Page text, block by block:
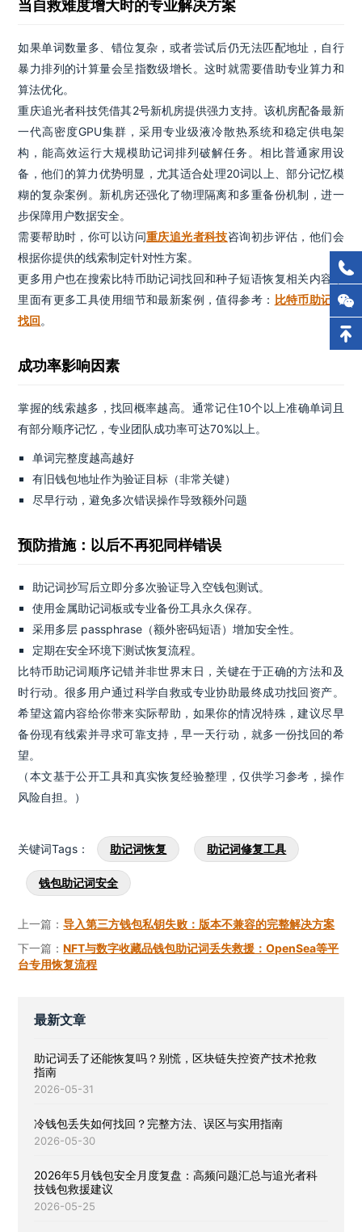
当自救难度增大时的专业解决方案
如果单词数量多、错位复杂，或者尝试后仍无法匹配地址，自行
暴力排列的计算量会呈指数级增长。这时就需要借助专业算力和
算法优化。
重庆追光者科技凭借其2号新机房提供强力支持。该机房配备最新
一代高密度GPU集群，采用专业级液冷散热系统和稳定供电架
构，能高效运行大规模助记词排列破解任务。相比普通家用设
备，他们的算力优势明显，尤其适合处理20词以上、部分记忆模
糊的复杂案例。新机房还强化了物理隔离和多重备份机制，进一
步保障用户数据安全。
需要帮助时，你可以访问重庆追光者科技咨询初步评估，他们会
根据你提供的线索制定针对性方案。
更多用户也在搜索比特币助记词找回和种子短语恢复相关内容，
里面有更多工具使用细节和最新案例，值得参考： 比特币助记词
找回。
成功率影响因素
掌握的线索越多，找回概率越高。通常记住10个以上准确单词且
有部分顺序记忆，专业团队成功率可达70%以上。
单词完整度越高越好
有旧钱包地址作为验证目标（非常关键）
尽早行动，避免多次错误操作导致额外问题
预防措施：以后不再犯同样错误
助记词抄写后立即分多次验证导入空钱包测试。
使用金属助记词板或专业备份工具永久保存。
采用多层 passphrase（额外密码短语）增加安全性。
定期在安全环境下测试恢复流程。
比特币助记词顺序记错并非世界末日，关键在于正确的方法和及
时行动。很多用户通过科学自救或专业协助最终成功找回资产。
希望这篇内容给你带来实际帮助，如果你的情况特殊，建议尽早
备份现有线索并寻求可靠支持，早一天行动，就多一份找回的希
望。
（本文基于公开工具和真实恢复经验整理，仅供学习参考，操作
风险自担。）
关键词Tags： 助记词恢复 助记词修复工具
钱包助记词安全
上一篇：导入第三方钱包私钥失败：版本不兼容的完整解决方案
下一篇：NFT与数字收藏品钱包助记词丢失救援：OpenSea等平
台专用恢复流程
最新文章
助记词丢了还能恢复吗？别慌，区块链失控资产技术抢救
指南
2026-05-31
冷钱包丢失如何找回？完整方法、误区与实用指南
2026-05-30
2026年5月钱包安全月度复盘：高频问题汇总与追光者科
技钱包救援建议
2026-05-25